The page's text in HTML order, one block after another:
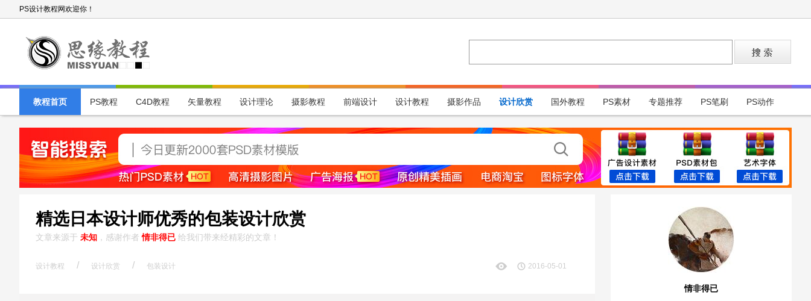
PS设计教程网欢迎你！
教程首页 PS教程 C4D教程 矢量教程 设计理论 摄影教程 前端设计 设计教程 摄影作品 设计欣赏 国外教程 PS素材 专题推荐 PS笔刷 PS动作
精选日本设计师优秀的包装设计欣赏
文章来源于 未知 ，感谢作者情非得已 给我们带来经精彩的文章！
设计教程 / 设计欣赏 / 包装设计 2016-05-01
情非得已